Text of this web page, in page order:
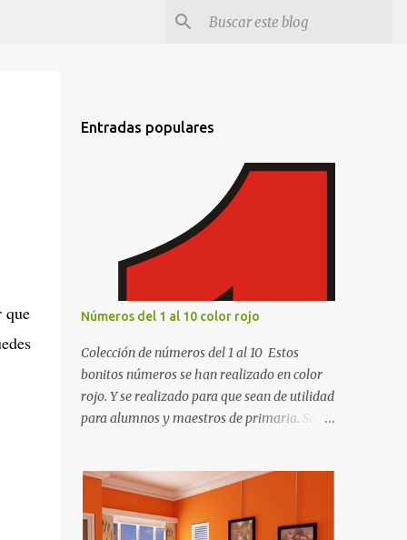
que
Entradas populares
Números del 1 al 10 color rojo
Colección de números del 1 al 10 Estos
bonitos números se han realizado en color
rojo. Y se realizado para que sean de utilidad
para alumnos y maestros de primaria. Son
de recortar y se pueden utilizar en variedad
de cosas como ser recortes para tareas
escolares, para hacer juegos infantiles